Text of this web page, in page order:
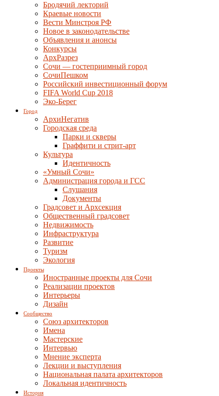
Бродячий лекторий
Краевые новости
Вести Минстроя РФ
Новое в законодательстве
Объявления и анонсы
Конкурсы
АрхРазрез
Сочи — гостеприимный город
СочиПешком
Российский инвестиционный форум
FIFA World Cup 2018
Эко-Берег
Город
АрхиНегатив
Городская среда
Парки и скверы
Граффити и стрит-арт
Культура
Идентичность
«Умный Сочи»
Администрация города и ГСС
Слушания
Документы
Градсовет и Архсекция
Общественный градсовет
Недвижимость
Инфраструктура
Развитие
Туризм
Экология
Проекты
Иностранные проекты для Сочи
Реализации проектов
Интерьеры
Дизайн
Сообщество
Союз архитекторов
Имена
Мастерские
Интервью
Мнение эксперта
Лекции и выступления
Национальная палата архитекторов
Локальная идентичность
История